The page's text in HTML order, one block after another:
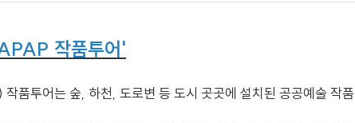
작품투어'
품투어는 숲, 하천, 도로변 등 도시 곳곳에 설치된 공공예술 작